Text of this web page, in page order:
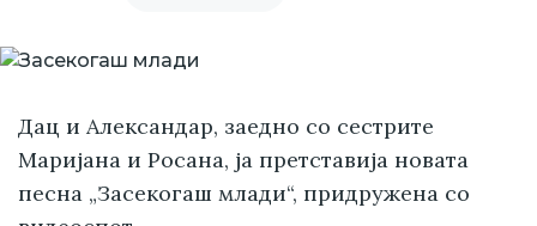
Дац и Александар, заедно со сестрите
Маријана и Росана, ја претставија новата
песна „Засекогаш млади“, придружена со